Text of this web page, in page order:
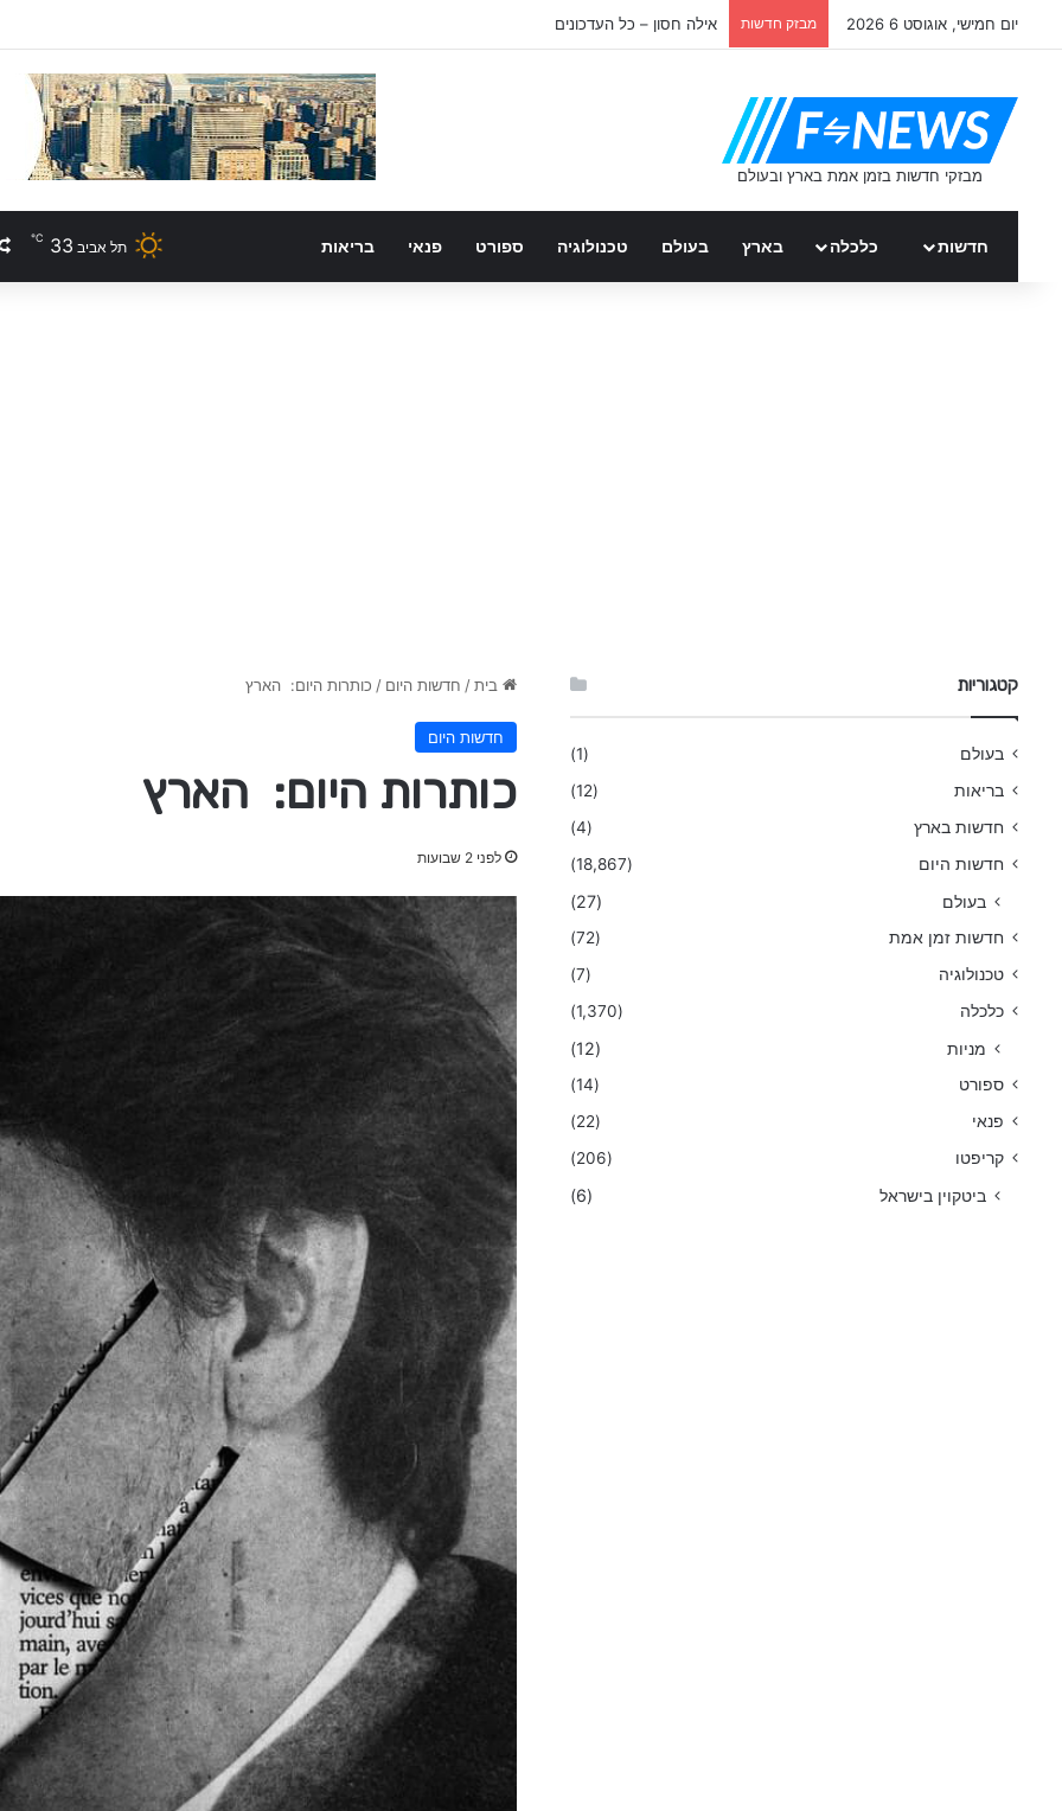
יום חמישי, אוגוסט 6 2026 מבזק חדשות אילה חסון – כל העדכונים
חדשות כלכלה בארץ בעולם טכנולוגיה ספורט פנאי בריאות תל אביב 33
℃
בית / חדשות היום / כותרות היום: הארץ
חדשות היום
כותרות היום: הארץ
לפני 2 שבועות
קטגוריות
בעולם
(1)
בריאות
(12)
חדשות בארץ
(4)
חדשות היום
(18,867)
בעולם (27)
חדשות זמן אמת
(72)
טכנולוגיה
(7)
כלכלה
(1,370)
מניות (12)
ספורט
(14)
פנאי
(22)
קריפטו
(206)
ביטקוין בישראל (6)